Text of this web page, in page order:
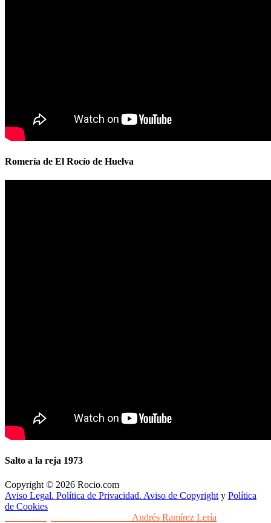
Romería de El Rocío de Huelva
Salto a la reja 1973
Copyright © 2026 Rocio.com
Aviso Legal. Política de Privacidad. Aviso de Copyright y Política
de Cookies
Andrés Ramírez Lería